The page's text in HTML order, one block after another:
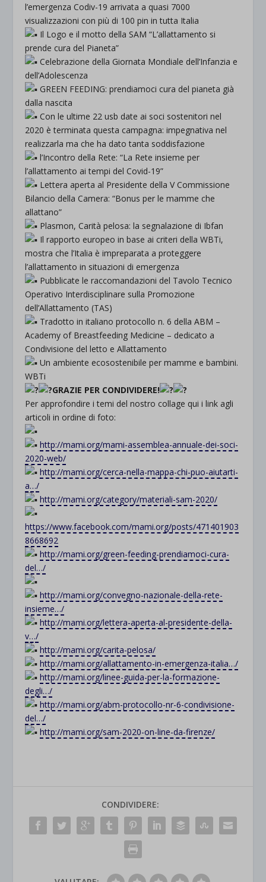
l’emergenza Codiv-19 arrivata a quasi 7000
visualizzazioni con più di 100 pin in tutta Italia
Il Logo e il motto della SAM “L’allattamento si
prende cura del Pianeta”
Celebrazione della Giornata Mondiale dell’Infanzia e
dell’Adolescenza
GREEN FEEDING: prendiamoci cura del pianeta già
dalla nascita
Con le ultime 22 usb date ai soci sostenitori nel
2020 è terminata questa campagna: impegnativa nel
realizzarla ma che ha dato tanta soddisfazione
l’Incontro della Rete: “La Rete insieme per
l’allattamento ai tempi del Covid-19”
Lettera aperta al Presidente della V Commissione
Bilancio della Camera: “Bonus per le mamme che
allattano”
Plasmon, Carità pelosa: la segnalazione di Ibfan
Il rapporto europeo in base ai criteri della WBTi,
mostra che l’Italia è impreparata a proteggere
l’allattamento in situazioni di emergenza
Pubblicate le raccomandazioni del Tavolo Tecnico
Operativo Interdisciplinare sulla Promozione
dell’Allattamento (TAS)
Tradotto in italiano protocollo n. 6 della ABM –
Academy of Breastfeeding Medicine – dedicato a
Condivisione del letto e Allattamento
Un ambiente ecosostenibile per mamme e bambini.
WBTi
GRAZIE PER CONDIVIDERE!
Per approfondire i temi del nostro collage qui i link agli
articoli in ordine di foto:
http://mami.org/mami-assemblea-annuale-dei-soci-
2020-web/
http://mami.org/cerca-nella-mappa-chi-puo-aiutarti-
a…/
http://mami.org/category/materiali-sam-2020/
https://www.facebook.com/mami.org/posts/471401903
8668692
http://mami.org/green-feeding-prendiamoci-cura-
del…/
http://mami.org/convegno-nazionale-della-rete-
insieme…/
http://mami.org/lettera-aperta-al-presidente-della-
v…/
http://mami.org/carita-pelosa/
http://mami.org/allattamento-in-emergenza-italia…/
http://mami.org/linee-guida-per-la-formazione-
degli…/
http://mami.org/abm-protocollo-nr-6-condivisione-
del…/
http://mami.org/sam-2020-on-line-da-firenze/
CONDIVIDERE: